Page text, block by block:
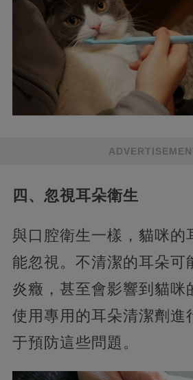
四、忽視耳朵衛生
與口腔衛生一樣，貓咪的
能忽視。不清潔的耳朵可
炎癥，甚至會影響到貓咪
使用專用的耳朵清潔劑進
于預防這些問題。